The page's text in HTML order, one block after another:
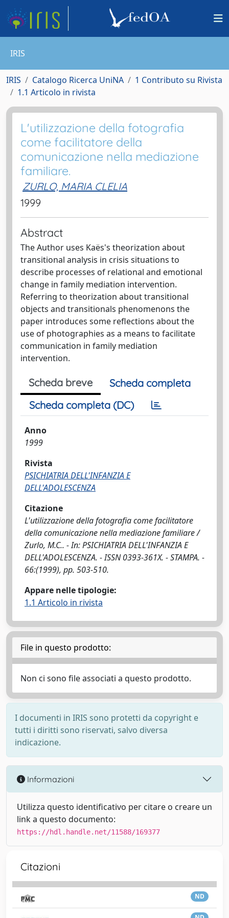
IRIS
IRIS Catalogo Ricerca UniNA
1 Contributo su Rivista
1.1 Articolo in rivista
L'utilizzazione della fotografia
come facilitatore della
comunicazione nella mediazione
familiare.
ZURLO, MARIA CLELIA
1999
Abstract
The Author uses Kaës's theorization about
transitional analysis in crisis situations to
describe processes of relational and emotional
change in family mediation intervention.
Referring to theorization about transitional
objects and transitionals phenomenons the
paper introduces some reflections about the
use of photographies as a means to facilitate
communication in family mediation
intervention.
Scheda breve
Scheda completa
Scheda completa (DC)
Anno
1999
Rivista
PSICHIATRIA DELL'INFANZIA E
DELL'ADOLESCENZA
Citazione
L'utilizzazione della fotografia come facilitatore
della comunicazione nella mediazione familiare /
Zurlo, M.C.. - In: PSICHIATRIA DELL'INFANZIA E
DELL'ADOLESCENZA. - ISSN 0393-361X. - STAMPA. -
66:(1999), pp. 503-510.
Appare nelle tipologie:
1.1 Articolo in rivista
File in questo prodotto:
Non ci sono file associati a questo prodotto.
I documenti in IRIS sono protetti da copyright e
tutti i diritti sono riservati, salvo diversa
indicazione.
Informazioni
Utilizza questo identificativo per citare o creare un
link a questo documento:
https://hdl.handle.net/11588/169377
Citazioni
ND